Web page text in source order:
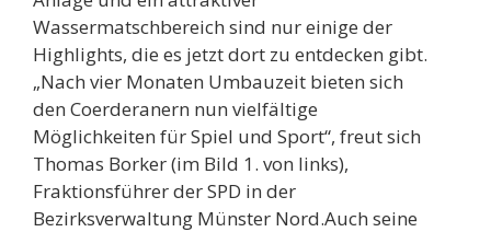
Wassermatschbereich sind nur einige der
Highlights, die es jetzt dort zu entdecken gibt.
„Nach vier Monaten Umbauzeit bieten sich
den Coerderanern nun vielfältige
Möglichkeiten für Spiel und Sport“, freut sich
Thomas Borker (im Bild 1. von links),
Fraktionsführer der SPD in der
Bezirksverwaltung Münster Nord.Auch seine